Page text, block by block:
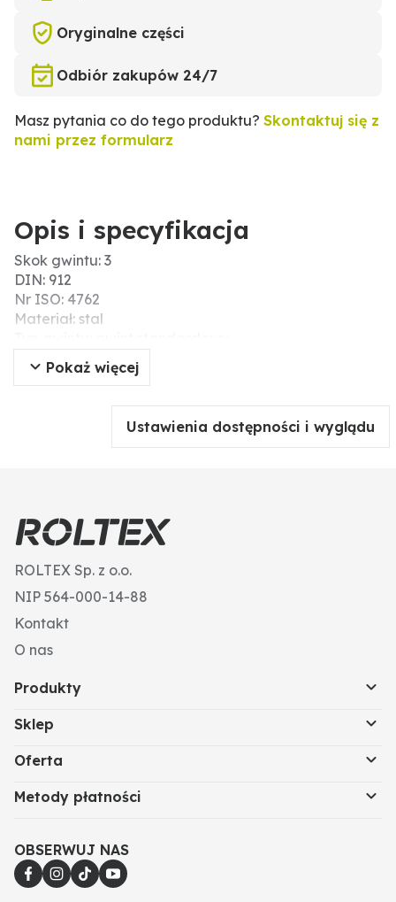
Oryginalne części
Odbiór zakupów 24/7
Masz pytania co do tego produktu? Skontaktuj się z
nami przez formularz
Opis i specyfikacja
Skok gwintu: 3
DIN: 912
Nr ISO: 4762
Materiał: stal
Kształt łba: głowica cylindra
Wytrzymałość na zerwanie (N/mm²): 1200
Typ: śruby z łbem walcowym
Pokaż więcej
Ustawienia dostępności i wyglądu
ROLTEX Sp. z o.o.
NIP 564-000-14-88
Kontakt
O nas
Produkty
Sklep
Oferta
Metody płatności
OBSERWUJ NAS